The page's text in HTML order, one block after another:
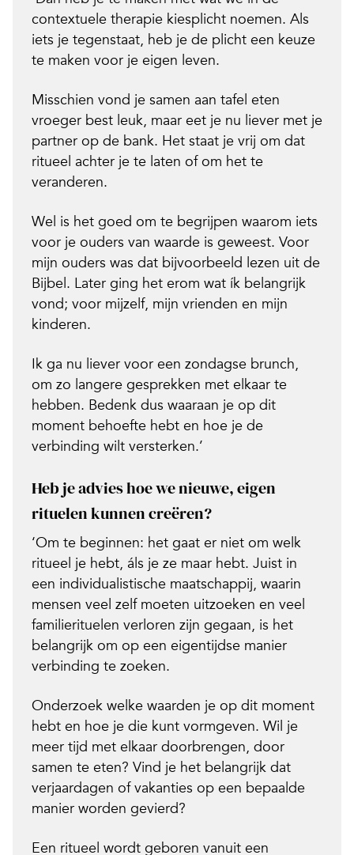
contextuele therapie kiesplicht noemen. Als
iets je tegenstaat, heb je de plicht een keuze
te maken voor je eigen leven.
Misschien vond je samen aan tafel eten
vroeger best leuk, maar eet je nu liever met je
partner op de bank. Het staat je vrij om dat
ritueel achter je te laten of om het te
veranderen.
Wel is het goed om te begrijpen waarom iets
voor je ouders van waarde is geweest. Voor
mijn ouders was dat bijvoorbeeld lezen uit de
Bijbel. Later ging het erom wat ík belangrijk
vond; voor mijzelf, mijn vrienden en mijn
kinderen.
Ik ga nu liever voor een zondagse brunch,
om zo langere gesprekken met elkaar te
hebben. Bedenk dus waaraan je op dit
moment behoefte hebt en hoe je de
verbinding wilt versterken.’
Heb je advies hoe we nieuwe,eigen
rituelen kunnen creëren?
‘Om te beginnen: het gaat er niet om welk
ritueel je hebt, áls je ze maar hebt. Juist in
een individualistische maatschappij, waarin
mensen veel zelf moeten uitzoeken en veel
familierituelen verloren zijn gegaan, is het
belangrijk om op een eigentijdse manier
verbinding te zoeken.
Onderzoek welke waarden je op dit moment
hebt en hoe je die kunt vormgeven. Wil je
meer tijd met elkaar doorbrengen, door
samen te eten? Vind je het belangrijk dat
verjaardagen of vakanties op een bepaalde
manier worden gevierd?
Een ritueel wordt geboren vanuit een